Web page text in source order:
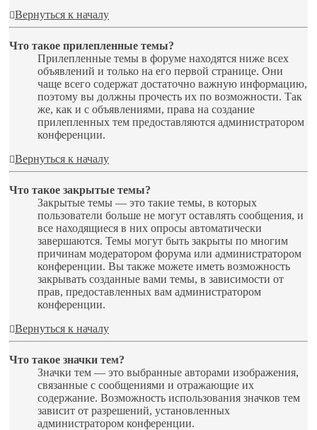
Вернуться к началу
Что такое прилепленные темы?
Прилепленные темы в форуме находятся ниже всех
объявлений и только на его первой странице. Они
чаще всего содержат достаточно важную информацию,
поэтому вы должны прочесть их по возможности. Так
же, как и с объявлениями, права на создание
прилепленных тем предоставляются администратором
конференции.
Вернуться к началу
Что такое закрытые темы?
Закрытые темы — это такие темы, в которых
пользователи больше не могут оставлять сообщения, и
все находящиеся в них опросы автоматически
завершаются. Темы могут быть закрыты по многим
причинам модератором форума или администратором
конференции. Вы также можете иметь возможность
закрывать созданные вами темы, в зависимости от
прав, предоставленных вам администратором
конференции.
Вернуться к началу
Что такое значки тем?
Значки тем — это выбранные авторами изображения,
связанные с сообщениями и отражающие их
содержание. Возможность использования значков тем
зависит от разрешений, установленных
администратором конференции.